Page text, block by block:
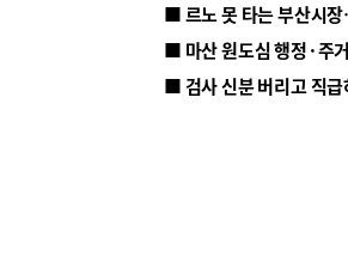
■ 르노 못 타는 부산시
■ 마산 원도심 행정·주